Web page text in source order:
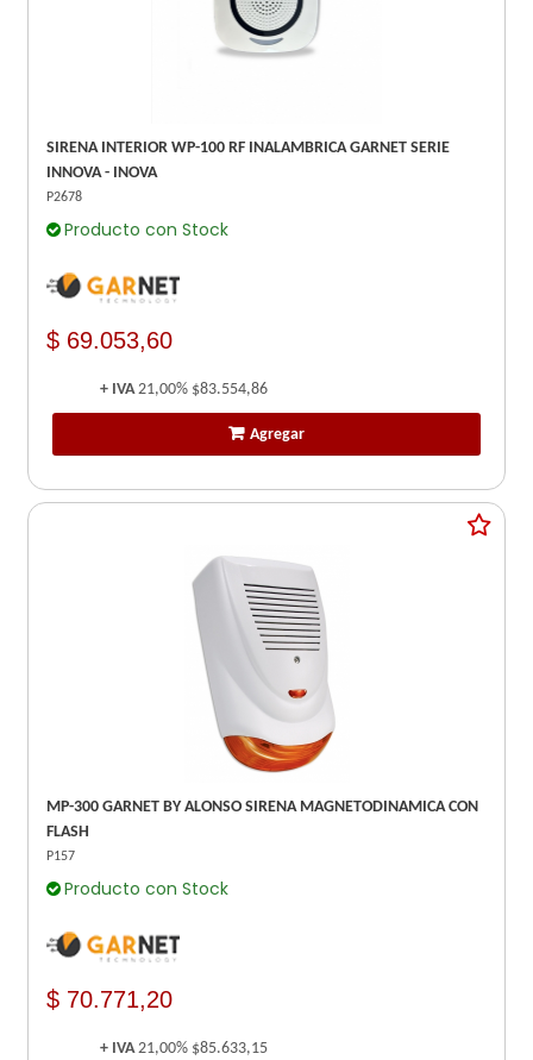
SIRENA INTERIOR WP-100 RF INALAMBRICA GARNET SERIE
INNOVA - INOVA
P2678
Producto con Stock
$ 69.053,60
+ IVA21,00% $83.554,86
Agregar
MP-300 GARNET BY ALONSO SIRENA MAGNETODINAMICA CON
FLASH
P157
Producto con Stock
$ 70.771,20
+ IVA21,00% $85.633,15